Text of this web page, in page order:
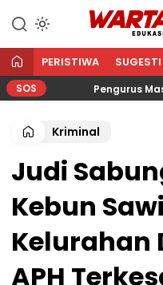
WARTA
PERISTIWA SUGESTI
SOS Pengurus Masjid
Kriminal
Judi
Kebun
Kelurahan
APH